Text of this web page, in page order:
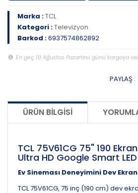
Marka :TCL
Kategori :Televizyon
Barkod :6937574862892
En geç 10 Ağustos Pazartesi günü kargoya
PAYLAŞ :
ÜRÜN BILGISI
TCL 75V61CG 75" 190 Ekran
Ultra HD Google Smart
Ev Sineması Deneyimini Dev
TCL 75V61CG, 75 inç (190 cm) dev